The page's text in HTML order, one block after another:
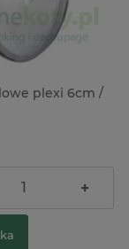
plexi 6cm /
29,00 zł
+